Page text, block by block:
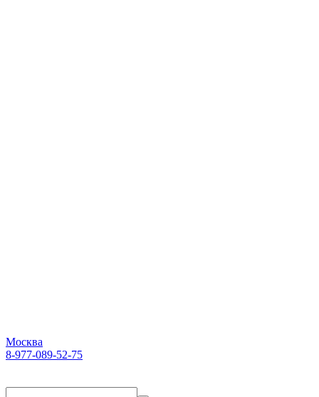
Москва
8-977-089-52-75